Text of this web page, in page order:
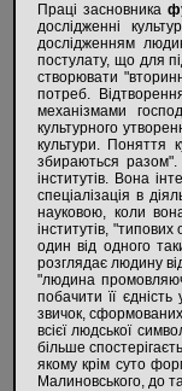
Праці засновника
дослідженні
дослідженням
постулату, що для
створювати
потреб.
механізмами
культурного
культури. Поняття
збираються разом".
інститутів. Вона
спеціалізація в
науковою, коли
інститутів,
один від одного
розглядає людину
"людина
побачити її
звичок,
всієї людської
більше
якому крім суто
Малиновського, до